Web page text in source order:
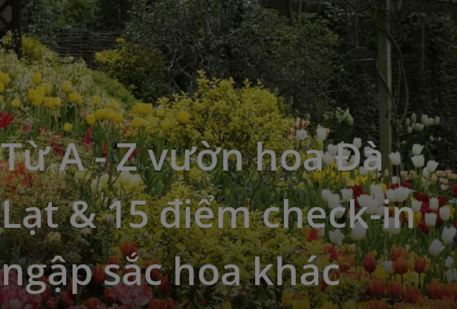
Từ A - Z vườn hoa Đà
Lạt & 15 điểm check-in
ngập sắc hoa khác